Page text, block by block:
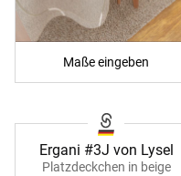
Maße eingeben
Ergani #3J von Lysel
Platzdeckchen in beige